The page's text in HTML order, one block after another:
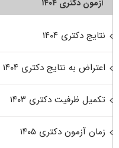
آزمون دکتری ۱۴۰۴
نتایج دکتری ۱۴۰۴
اعتراض به نتایج دکتری ۱۴۰۴
تکمیل ظرفیت دکتری ۱۴۰۳
زمان آزمون دکتری ۱۴۰۵